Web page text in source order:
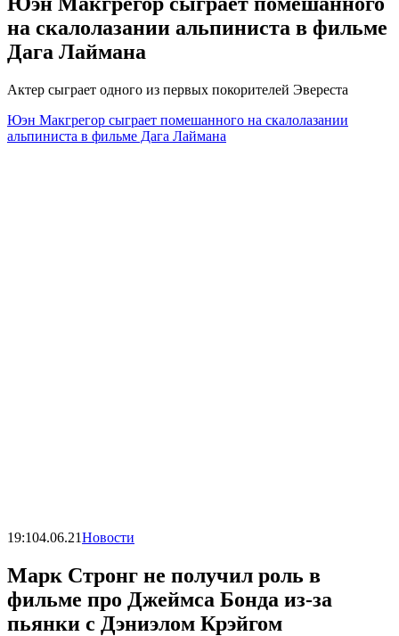
на скалолазании альпиниста в фильме
Дага Лаймана
Актер сыграет одного из первых покорителей Эвереста
Юэн Макгрегор сыграет помешанного на скалолазании
альпиниста в фильме Дага Лаймана
19:104.06.21Новости
Марк Стронг не получил роль в
фильме про Джеймса Бонда из-за
пьянки с Дэниэлом Крэйгом